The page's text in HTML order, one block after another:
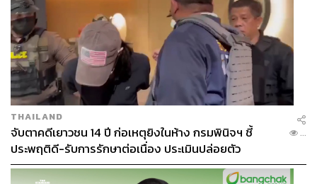
3. ตั้งเป้าอย่างมีกลยุทธ์ร่วมกัน
เมื่อเข้าใจอย่างถ่องแท้แล้วต้องมาตั้งเป้าหมายอย่างมีกลยุทธ์
ร่วมกัน เนื่องจากทรัพยากรและเวลามีจำกัด ถึงเวลาที่
ประเทศไทยต้องเลือกและไม่เลือกจากการพูดคุยร่วมกัน เช่น
ในเรื่องที่ไทยมีโอกาสอย่างมาก ทั้งด้าน Food, Agriculture,
Health and Wellness ขณะเดียวกันก็ต้องยกระดับ หรือ Go
High Value และสร้าง Global Destination โดยคิดในบริบท
ของ Global Standard และ Best in Class
THAILAND
จับตาคดีเยาวชน 14 ปี ก่อเหตุยิงในห้าง กรมพินิจฯ ชี้
ประพฤติดี-รับการรักษาต่อเนื่อง ประเมินปล่อยตัว
...